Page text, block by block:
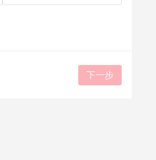
K******i
下一步